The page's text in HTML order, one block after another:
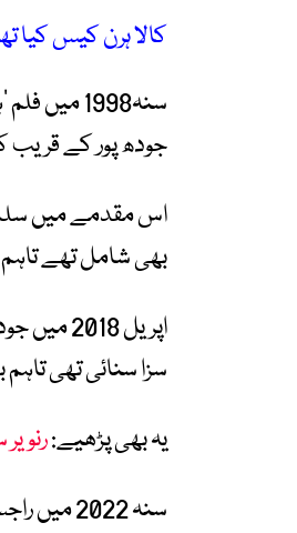
کالا ہرن کیس کیا
سنہ1998
جودھ پور کے قریب کنکانی گاؤں میں 2 کالے
اس مقدمے میں
بھی شامل تھے تاہم
سزا سنائی تھی
یہ بھی پڑھیے:
سنہ